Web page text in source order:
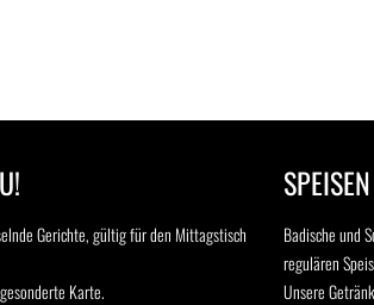
Gerichte, gültig für den Mittagstisch
Karte.
Badische und
regulären
Unsere